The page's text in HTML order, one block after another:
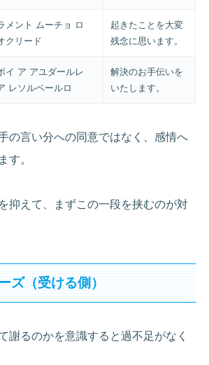
メント ムーチョ ロ
クリード
起きたことを大変
残念に思います。
イ ア アユダールレ
レソルベールロ
解決のお手伝いを
いたします。
の言い分への同意ではなく、感情へ
す。
抑えて、まずこの一段を挟むのが対
ズ（受ける側）
謝るのかを意識すると過不足がなく